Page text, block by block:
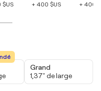
$US
+ 400 $US
+ 400
Grand
1,37" de large